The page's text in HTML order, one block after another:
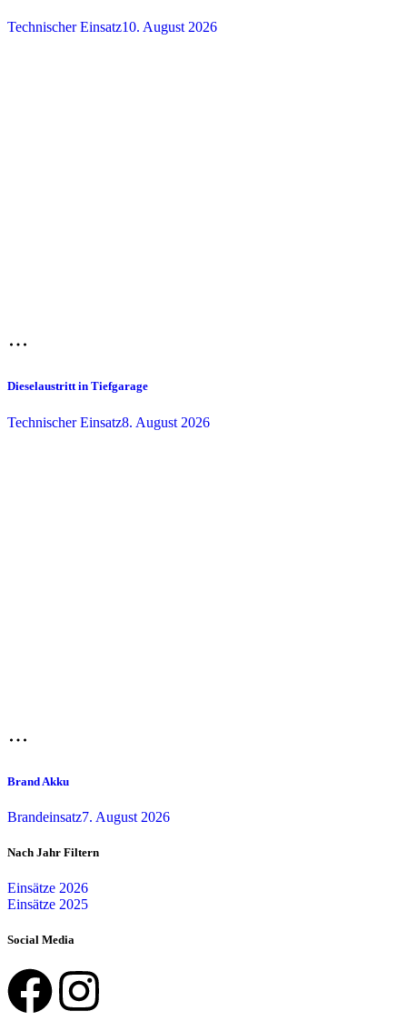
Technischer Einsatz10. August 2026
Dieselaustritt in Tiefgarage
Technischer Einsatz8. August 2026
Brand Akku
Brandeinsatz7. August 2026
Nach Jahr Filtern
Einsätze 2026
Einsätze 2025
Social Media